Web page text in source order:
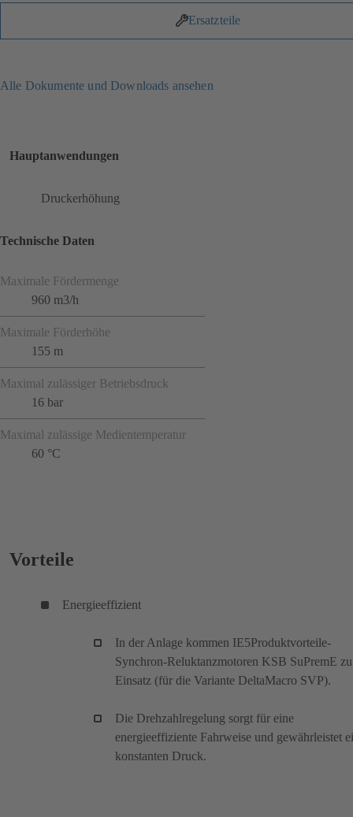
Ersatzteile
Alle Dokumente und Downloads ansehen
Hauptanwendungen
Druckerhöhung
Technische Daten
Maximale Fördermenge
960 m3/h
Maximale Förderhöhe
155 m
Maximal zulässiger Betriebsdruck
16 bar
Maximal zulässige Medientemperatur
60 °C
Vorteile
Energieeffizient
In der Anlage kommen IE5Produktvorteile-
Synchron-Reluktanzmotoren KSB SuPremE
Einsatz (für die Variante DeltaMacro SVP).
Die Drehzahlregelung sorgt für eine
energieeffiziente Fahrweise und gewährleistet
konstanten Druck.